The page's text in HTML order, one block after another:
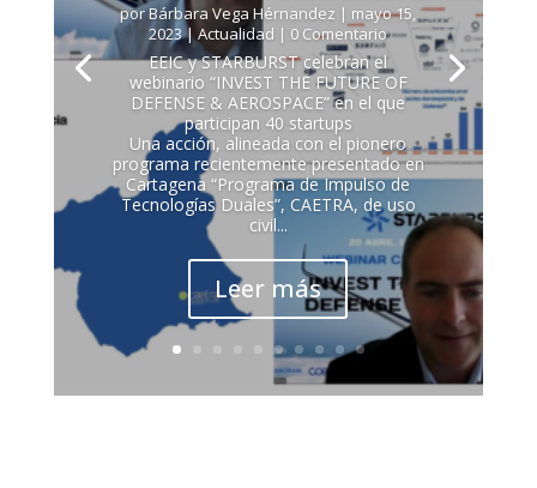
porBárbara Vega Hérnandez | mayo 15,
2023|Actualidad | 0 Comentario
EEIC y STARBURST celebran el
webinario “INVEST THE FUTURE OF
DEFENSE & AEROSPACE” en el que
participan 40 startups
Una acción, alineada con el pionero
programa recientemente presentado en
Cartagena “Programa de Impulso de
Tecnologías Duales”, CAETRA, de uso
civil...
Leer más